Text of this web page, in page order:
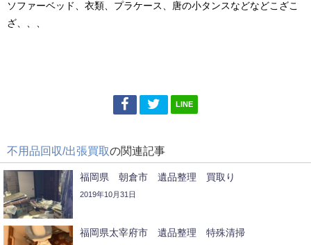
ソファーベッド、衣類、プラケース、唐の小タンスなどなどこざこ
ざ、、、
LINE
不用品回収/出張買取の関連記事
福岡県 朝倉市 遺品整理 買取り
2019年10月31日
福岡県太宰府市 遺品整理 特殊清掃